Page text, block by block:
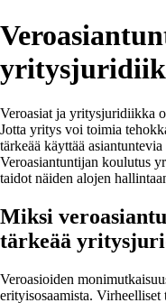
Veroasiat ja yritysjuridiikka
Jotta yritys voi toimia
tärkeää käyttää
Veroasiantuntijan koulutus
taidot näiden alojen
Miksi
tärkeää
Veroasioiden
erityisosaamista.